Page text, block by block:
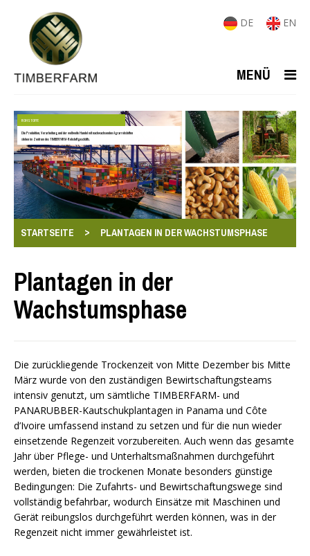
DE EN
MENÜ
ROHSTOFFE
Die Produktion, Verarbeitung und der weltweite Handel mit nachwachsenden Agrarrohstoffen
stehen im Zentrum des TIMBERFARM-Rohstoffgeschäfts.
STARTSEITE > PLANTAGEN IN DER WACHSTUMSPHASE
Plantagen in der
Wachstumsphase
Die zurückliegende Trockenzeit von Mitte Dezember bis Mitte
März wurde von den zuständigen Bewirtschaftungsteams
intensiv genutzt, um sämtliche TIMBERFARM- und
PANARUBBER-Kautschukplantagen in Panama und Côte
d’Ivoire umfassend instand zu setzen und für die nun wieder
einsetzende Regenzeit vorzubereiten. Auch wenn das gesamte
Jahr über Pflege- und Unterhaltsmaßnahmen durchgeführt
werden, bieten die trockenen Monate besonders günstige
Bedingungen: Die Zufahrts- und Bewirtschaftungswege sind
vollständig befahrbar, wodurch Einsätze mit Maschinen und
Gerät reibungslos durchgeführt werden können, was in der
Regenzeit nicht immer gewährleistet ist.